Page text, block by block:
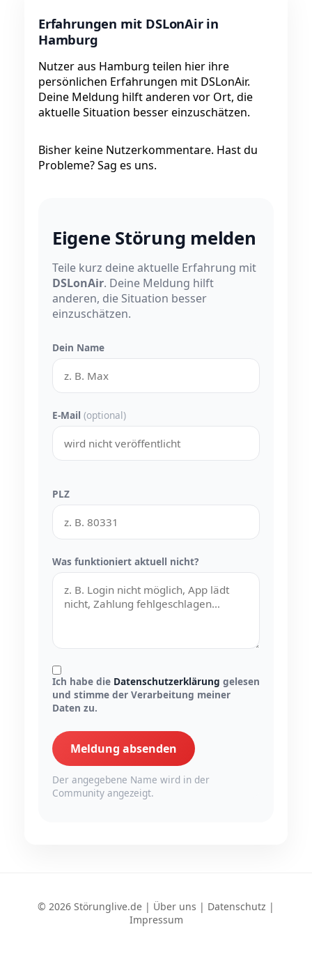
Erfahrungen mit DSLonAir in
Hamburg
Nutzer aus Hamburg teilen hier ihre
persönlichen Erfahrungen mit DSLonAir.
Deine Meldung hilft anderen vor Ort, die
aktuelle Situation besser einzuschätzen.
Bisher keine Nutzerkommentare. Hast du
Probleme? Sag es uns.
Eigene Störung melden
Teile kurz deine aktuelle Erfahrung mit
DSLonAir. Deine Meldung hilft
anderen, die Situation besser
einzuschätzen.
Dein Name
E-Mail (optional)
PLZ
Was funktioniert aktuell nicht?
Ich habe die Datenschutzerklärung gelesen
und stimme der Verarbeitung meiner
Daten zu.
Meldung absenden
Der angegebene Name wird in der
Community angezeigt.
© 2026 Störunglive.de | Über uns | Datenschutz |
Impressum